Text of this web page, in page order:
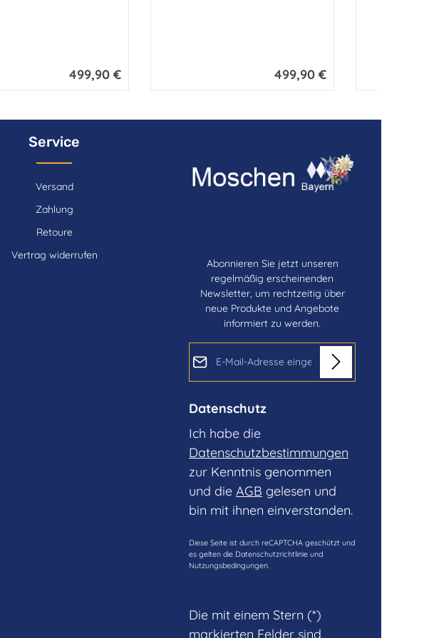
Regulärer Preis:
499,90 € Regulärer Preis:
499,90 €
Service
Versand
Zahlung
Retoure
Vertrag widerrufen
Abonnieren Sie jetzt unseren
regelmäßig erscheinenden
Newsletter, um rechtzeitig über
neue Produkte und Angebote
informiert zu werden.
E-Mail-Adresse*
Datenschutz
Ich habe die
Datenschutzbestimmungen
zur Kenntnis genommen
und die AGB gelesen und
bin mit ihnen einverstanden.
Diese Seite ist durch reCAPTCHA geschützt und
es gelten die Datenschutzrichtlinie und
Nutzungsbedingungen
Die mit einem Stern (*)
markierten Felder sind